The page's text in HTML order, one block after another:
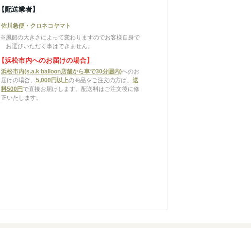
【配送業者】
佐川急便・クロネコヤマト
※風船の大きさによって変わりますのでお客様自身で
お選びいただく事はできません。
【浜松市内へのお届けの場合】
浜松市内(s.a.k balloon店舗から車で30分圏内)へのお
届けの場合、 5,000円以上の商品をご注文の方は、 送
料500円で直接お届けします。配送料はご注文後に修
正いたします。